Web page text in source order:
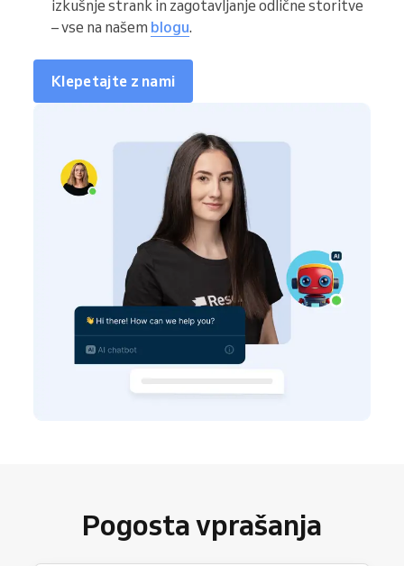
izkušnje strank in zagotavljanje odlične storitve
– vse na našem blogu.
Klepetajte z nami
Pogosta vprašanja